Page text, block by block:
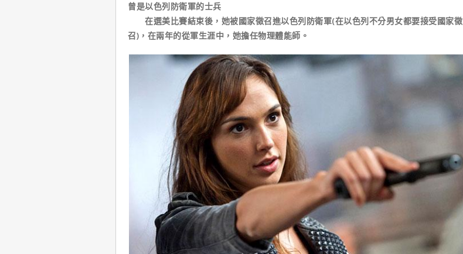
曾是以色列防衛軍的士兵
在選美比賽結束後，她被國家徵召進以色列防衛軍(在以色列不分男女都要接受國家徵
召)，在兩年的從軍生涯中，她擔任物理體能師。